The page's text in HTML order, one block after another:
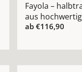
Fayola –
aus
ab€116,90